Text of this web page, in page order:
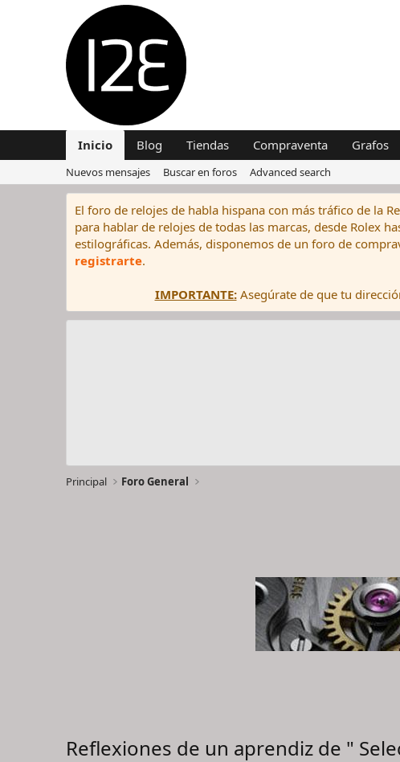
Inicio Blog Tiendas Compraventa Grafos
Nuevos mensajes Buscar en foros Advanced search
El foro de relojes de habla hispana con más tráfico de la
para hablar de relojes de todas las marcas, desde Rolex
estilográficas. Además, disponemos de un foro de
registrarte.
IMPORTANTE:Asegúrate de que tu
Principal Foro General
Reflexiones de un aprendiz de "